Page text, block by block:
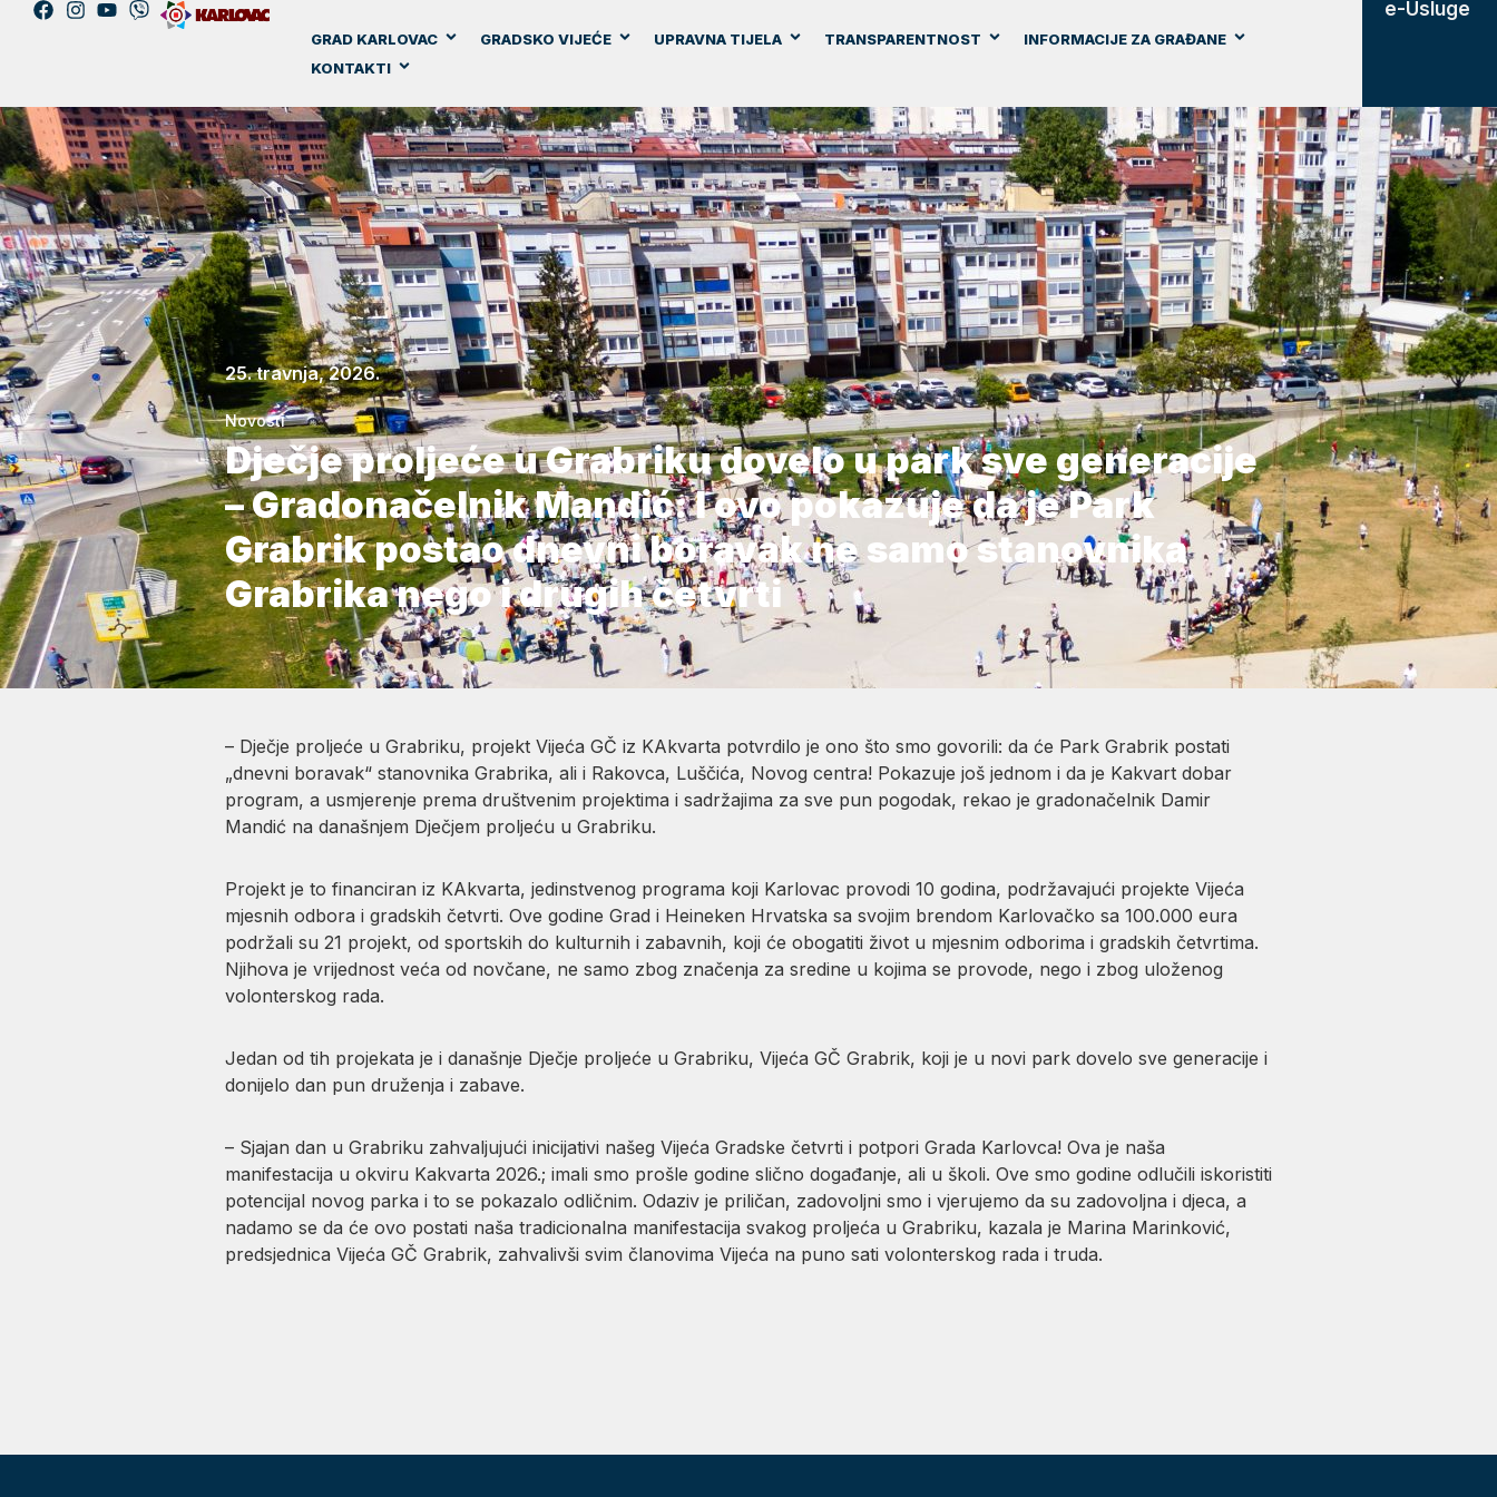
GRAD KARLOVAC GRADSKO VIJEĆE UPRAVNA TIJELA TRANSPARENTNOST
INFORMACIJE ZA GRAĐANE
KONTAKTI
e-Usluge
25. travnja, 2026.
Novosti
Dječje proljeće u Grabriku dovelo u park sve generacije
– Gradonačelnik Mandić: I ovo pokazuje da je Park
Grabrik postao dnevni boravak ne samo stanovnika
Grabrika nego i drugih četvrti
– Dječje proljeće u Grabriku, projekt Vijeća GČ iz KAkvarta potvrdilo je ono što smo govorili: da će Park Grabrik postati
„dnevni boravak“ stanovnika Grabrika, ali i Rakovca, Luščića, Novog centra! Pokazuje još jednom i da je Kakvart dobar
program, a usmjerenje prema društvenim projektima i sadržajima za sve pun pogodak, rekao je gradonačelnik Damir
Mandić na današnjem Dječjem proljeću u Grabriku.
Projekt je to financiran iz KAkvarta, jedinstvenog programa koji Karlovac provodi 10 godina, podržavajući projekte Vijeća
mjesnih odbora i gradskih četvrti. Ove godine Grad i Heineken Hrvatska sa svojim brendom Karlovačko sa 100.000 eura
podržali su 21 projekt, od sportskih do kulturnih i zabavnih, koji će obogatiti život u mjesnim odborima i gradskih četvrtima.
Njihova je vrijednost veća od novčane, ne samo zbog značenja za sredine u kojima se provode, nego i zbog uloženog
volonterskog rada.
Jedan od tih projekata je i današnje Dječje proljeće u Grabriku, Vijeća GČ Grabrik, koji je u novi park dovelo sve generacije i
donijelo dan pun druženja i zabave.
– Sjajan dan u Grabriku zahvaljujući inicijativi našeg Vijeća Gradske četvrti i potpori Grada Karlovca! Ova je naša
manifestacija u okviru Kakvarta 2026.; imali smo prošle godine slično događanje, ali u školi. Ove smo godine odlučili iskoristiti
potencijal novog parka i to se pokazalo odličnim. Odaziv je priličan, zadovoljni smo i vjerujemo da su zadovoljna i djeca, a
nadamo se da će ovo postati naša tradicionalna manifestacija svakog proljeća u Grabriku, kazala je Marina Marinković,
predsjednica Vijeća GČ Grabrik, zahvalivši svim članovima Vijeća na puno sati volonterskog rada i truda.